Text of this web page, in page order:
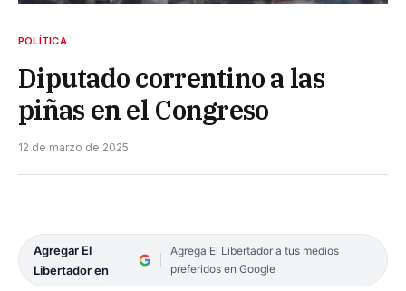
POLÍTICA
Diputado correntino a las
piñas en el Congreso
12 de marzo de 2025
Agregar El
Libertador en
Agrega El Libertador a tus medios
preferidos en Google